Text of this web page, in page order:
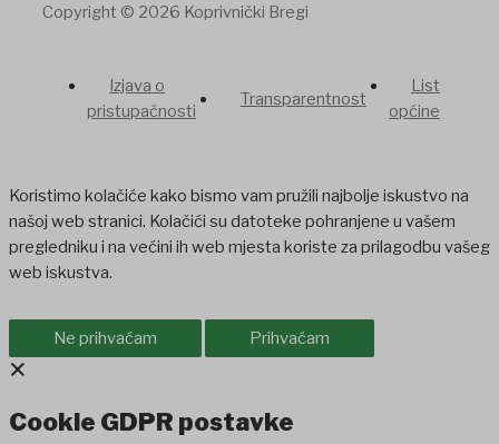
Copyright © 2026 Koprivnički Bregi
Izjava o
pristupačnosti
Transparentnost
List
općine
Koristimo kolačiće kako bismo vam pružili najbolje iskustvo na
našoj web stranici. Kolačići su datoteke pohranjene u vašem
pregledniku i na većini ih web mjesta koriste za prilagodbu vašeg
web iskustva.
Ne prihvaćam Prihvaćam
×
Cookie GDPR postavke